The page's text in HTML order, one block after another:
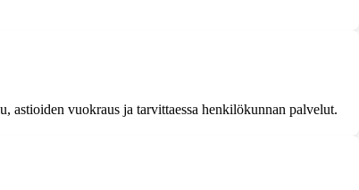
astioiden vuokraus ja tarvittaessa henkilökunnan palvelut.